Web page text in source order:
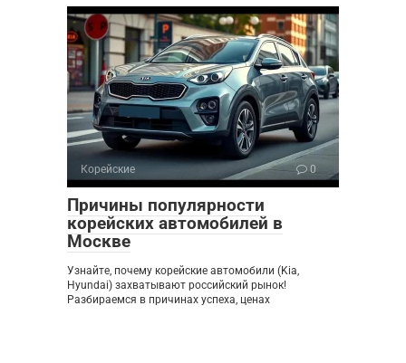
Корейские 0
Причины популярности
корейских автомобилей в
Москве
Узнайте, почему корейские автомобили (Kia,
Hyundai) захватывают российский рынок!
Разбираемся в причинах успеха, ценах